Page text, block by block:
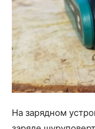
На зарядном